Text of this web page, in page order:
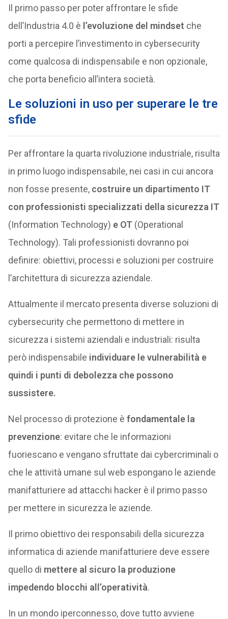
Il primo passo per poter affrontare le sfide
dell’Industria 4.0 è l’evoluzione del mindset che
porti a percepire l’investimento in cybersecurity
come qualcosa di indispensabile e non opzionale,
che porta beneficio all’intera società.
Le soluzioni in uso per superare le tre
sfide
Per affrontare la quarta rivoluzione industriale, risulta
in primo luogo indispensabile, nei casi in cui ancora
non fosse presente, costruire un dipartimento IT
con professionisti specializzati della sicurezza IT
(Information Technology) e OT(Operational
Technology). Tali professionisti dovranno poi
definire: obiettivi, processi e soluzioni per costruire
l’architettura di sicurezza aziendale.
Attualmente il mercato presenta diverse soluzioni di
cybersecurity che permettono di mettere in
sicurezza i sistemi aziendali e industriali: risulta
però indispensabile individuare le vulnerabilità e
quindi i punti di debolezza che possono
sussistere.
Nel processo di protezione è fondamentale la
prevenzione: evitare che le informazioni
fuoriescano e vengano sfruttate dai cybercriminali o
che le attività umane sul web espongano le aziende
manifatturiere ad attacchi hacker è il primo passo
per mettere in sicurezza le aziende.
Il primo obiettivo dei responsabili della sicurezza
informatica di aziende manifatturiere deve essere
quello di mettere al sicuro la produzione
impedendo blocchi all’operatività.
In un mondo iperconnesso, dove tutto avviene